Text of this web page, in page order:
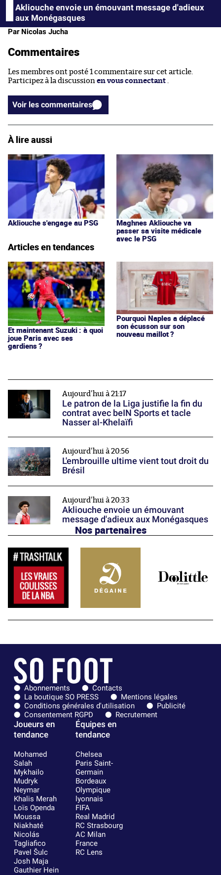
Akliouche envoie un émouvant message d'adieux
aux Monégasques
Par Nicolas Jucha
Commentaires
Les membres ont posté 1 commentaire sur cet article.
Participez à la discussion en vous connectant .
Voir les commentaires
À lire aussi
Akliouche s'engage au PSG
Maghnes Akliouche va
passer sa visite médicale
avec le PSG
Articles en tendances
Et maintenant Suzuki : à quoi
joue Paris avec ses
gardiens ?
Pourquoi Naples a déplacé
son écusson sur son
nouveau maillot ?
Aujourd'hui à 21:17
Le patron de la Liga justifie la fin du
contrat avec beIN Sports et tacle
Nasser al-Khelaïfi
Aujourd'hui à 20:56
L'embrouille ultime vient tout droit du
Brésil
Aujourd'hui à 20:33
Akliouche envoie un émouvant
message d'adieux aux Monégasques
Nos partenaires
Abonnements
Contacts
La boutique SO PRESS
Mentions légales
Conditions générales d'utilisation
Publicité
Consentement RGPD
Recrutement
Joueurs en
tendance
Mohamed
Salah
Mykhailo
Mudryk
Neymar
Khalis Merah
Loïs Openda
Moussa
Niakhaté
Nicolás
Tagliafico
Pavel Šulc
Josh Maja
Gauthier Hein
Équipes en
tendance
Chelsea
Paris Saint-
Germain
Bordeaux
Olympique
lyonnais
FIFA
Real Madrid
RC Strasbourg
AC Milan
France
RC Lens